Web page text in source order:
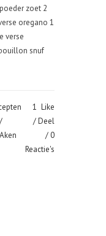
zoet 2
oregano 1
verse
snuf
/
1 Like
Deel
0
Reactie's